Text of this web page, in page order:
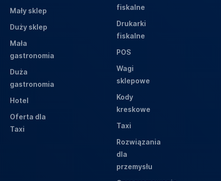
Mały sklep
Duży sklep
Mała
gastronomia
Duża
gastronomia
Hotel
Oferta dla
Taxi
fiskalne
Drukarki
fiskalne
POS
Wagi
sklepowe
Kody
kreskowe
Taxi
Rozwiązania
dla
przemysłu